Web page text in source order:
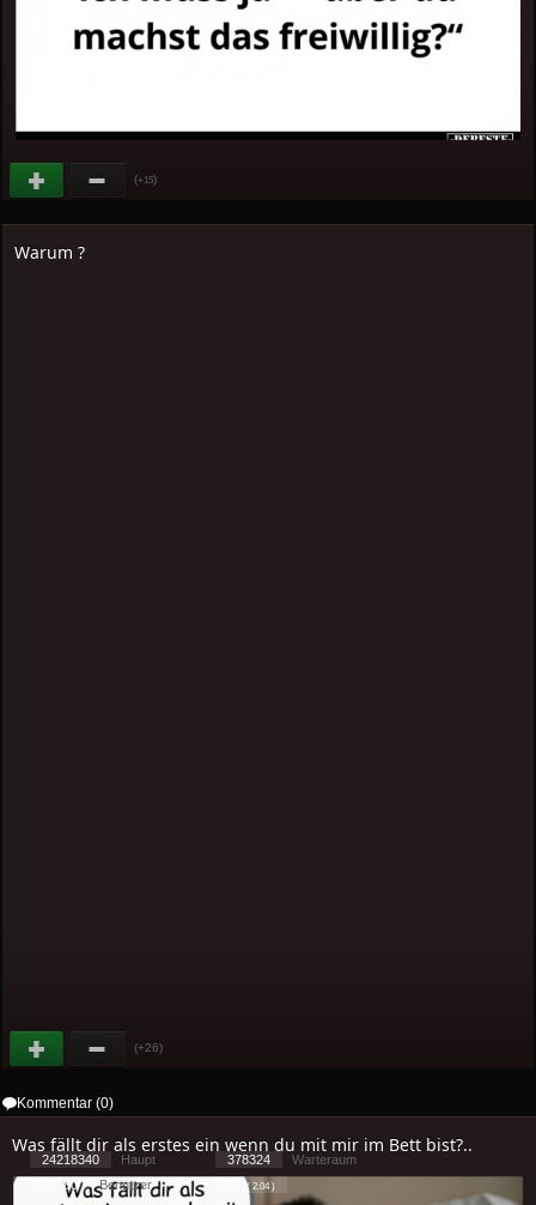
(+15)
Warum ?
(+26)
Kommentar (0)
Was fällt dir als erstes ein wenn du mit mir im Bett bist?..
24218340 Haupt 378324
Warteraum
21680
Benutzer [ 1 ] - ( 2.04 )